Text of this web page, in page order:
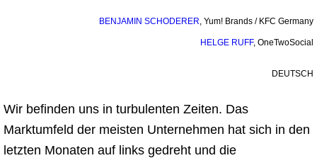
BENJAMIN SCHODERER, Yum! Brands / KFC Germany
HELGE RUFF, OneTwoSocial
DEUTSCH
Wir befinden uns in turbulenten Zeiten. Das
Marktumfeld der meisten Unternehmen hat sich in den
letzten Monaten auf links gedreht und die